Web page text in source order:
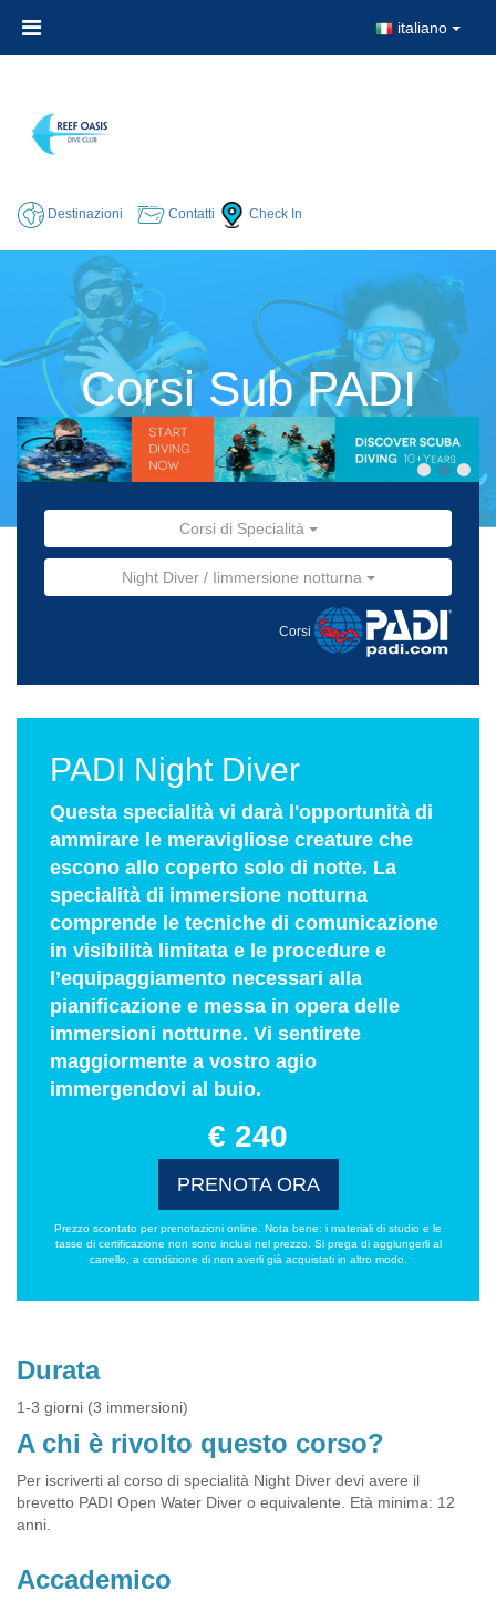
italiano
Destinazioni Contatti Check In
Corsi Sub PADI
Corsi di Specialità
Night Diver / Iimmersione notturna
Corsi
PADI Night Diver
Questa specialità vi darà l'opportunità di
ammirare le meravigliose creature che
escono allo coperto solo di notte. La
specialità di immersione notturna
comprende le tecniche di comunicazione
in visibilità limitata e le procedure e
l’equipaggiamento necessari alla
pianificazione e messa in opera delle
immersioni notturne. Vi sentirete
maggiormente a vostro agio
immergendovi al buio.
€ 240
PRENOTA ORA
Prezzo scontato per prenotazioni online. Nota bene: i materiali di studio e le
tasse di certificazione non sono inclusi nel prezzo. Si prega di aggiungerli al
carrello, a condizione di non averli già acquistati in altro modo.
Durata
1-3 giorni (3 immersioni)
A chi è rivolto questo corso?
Per iscriverti al corso di specialità Night Diver devi avere il
brevetto PADI Open Water Diver o equivalente. Età minima: 12
anni.
Accademico